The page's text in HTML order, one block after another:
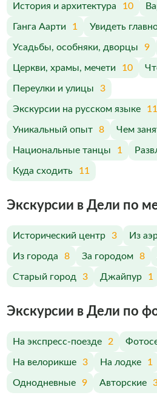
История и архитектура 10
Ганга Аарти 1 Увидеть
Усадьбы, особняки, дворцы 9
Церкви, храмы, мечети 10
Переулки и улицы 3
Экскурсии на русском языке 11
Уникальный опыт 8 Чем
Национальные танцы 1
Куда сходить 11
Экскурсии в Дели по
Исторический центр 3 Из
Из города 8 За городом 8
Старый город 3 Джайпур 1
Экскурсии в Дели по
На экспресс-поезде 2
На велорикше 3 На лодке 1
Однодневные 9 Авторские